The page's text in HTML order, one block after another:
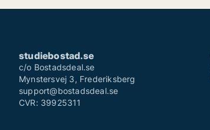
studiebostad.se
c/o Bostadsdeal.se
Mynstersvej 3, Frederiksberg
support@bostadsdeal.se
CVR: 39925311